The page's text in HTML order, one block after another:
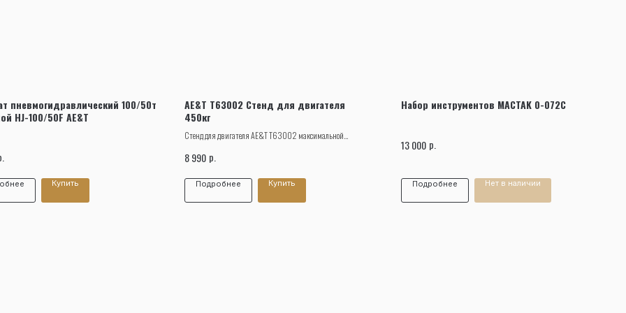
пневмогидравлический 100/50т
HJ-100/50F AE&T
Купить
AE&T T63002 Стенд для двигателя
450кг
Стенд для двигателя AE&T T63002 максимальной
8 990 р.
Подробнее Купить
Набор инструментов MACTAK 0-072С
13 000 р.
Подробнее Нет в наличии